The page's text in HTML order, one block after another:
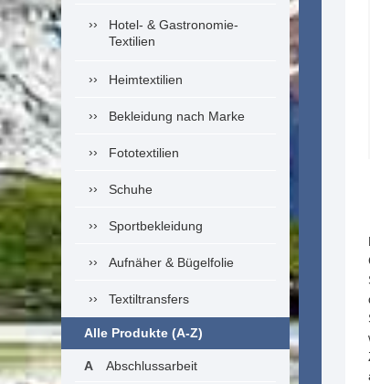
Hotel- & Gastronomie-
Textilien
Heimtextilien
Bekleidung nach Marke
Fototextilien
Schuhe
Sportbekleidung
Aufnäher & Bügelfolie
Textiltransfers
Alle Produkte (A-Z)
Abschlussarbeit